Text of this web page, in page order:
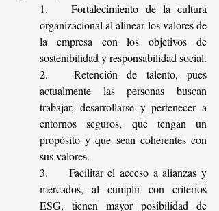
1.	Fortalecimiento de la cultura
organizacional al alinear los valores de
la empresa con los objetivos de
sostenibilidad y responsabilidad social.
2.	Retención de talento, pues
actualmente las personas buscan
trabajar, desarrollarse y pertenecer a
entornos seguros, que tengan un
propósito y que sean coherentes con
sus valores.
3.	Facilitar el acceso a alianzas y
mercados, al cumplir con criterios
ESG, tienen mayor posibilidad de